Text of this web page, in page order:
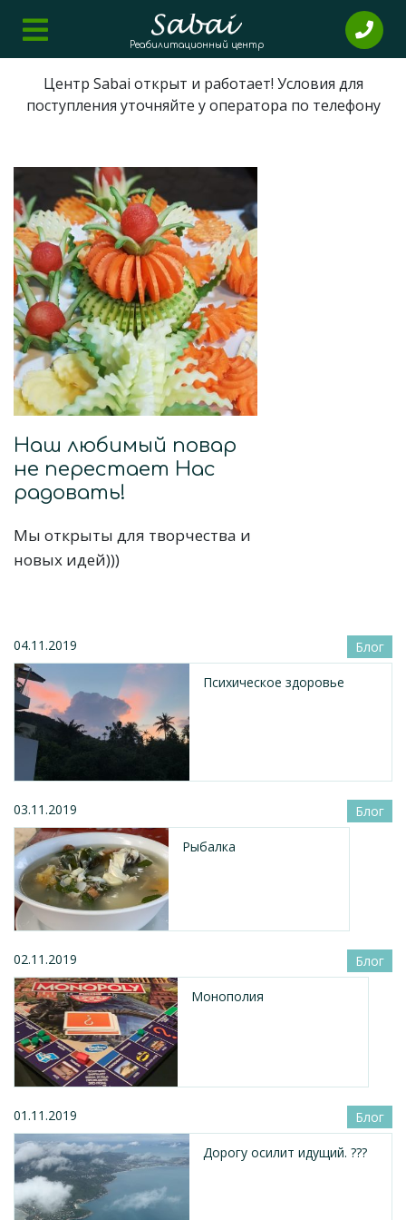
Центр Sabai открыт и работает! Условия для
поступления уточняйте у оператора по телефону
Реабилитационный центр
Наш любимый повар
не перестает Нас
радовать!
Мы открыты для творчества и
новых идей)))
04.11.2019 Блог
Психическое здоровье
03.11.2019 Блог
Рыбалка
02.11.2019 Блог
Монополия
01.11.2019 Блог
Дорогу осилит идущий. ???